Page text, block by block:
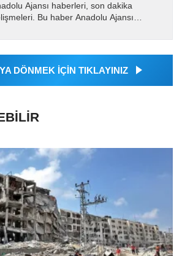
Ajansı haberleri, son dakika
Bu haber Anadolu Ajansı
geçilen tüm...
DÖNMEK İÇİN TIKLAYINIZ